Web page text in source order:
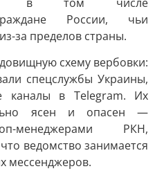
России, чьи
за пределов страны.
схему вербовки:
спецслужбы Украины,
каналы в Telegram. Их
ясен и опасен —
менеджерами РКН,
ведомство занимается
мессенджеров.